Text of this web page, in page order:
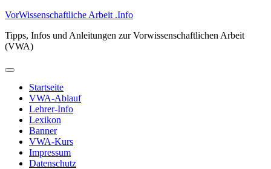
Zum
springen
VorWissenschaftliche Arbeit .Info
Tipps, Infos und Anleitungen zur Vorwissenschaftlichen Arbeit
(VWA)
Primäres
Startseite
VWA-Ablauf
Lehrer-Info
Lexikon
Banner
VWA-Kurs
Impressum
Datenschutz